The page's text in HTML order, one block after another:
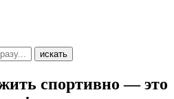
искать
спортивно — это